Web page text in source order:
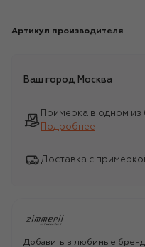
Артикул производителя
Ваш город Москва
Примерка в одном из
Подробнее
Доставка с
Добавить в любимые